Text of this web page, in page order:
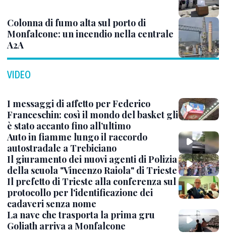
Colonna di fumo alta sul porto di
Monfalcone: un incendio nella centrale
A2A
VIDEO
I messaggi di affetto per Federico
Franceschin: così il mondo del basket gli
è stato accanto fino all’ultimo
Auto in fiamme lungo il raccordo
autostradale a Trebiciano
Il giuramento dei nuovi agenti di Polizia
della scuola "Vincenzo Raiola" di Trieste
Il prefetto di Trieste alla conferenza sul
protocollo per l'identificazione dei
cadaveri senza nome
La nave che trasporta la prima gru
Goliath arriva a Monfalcone